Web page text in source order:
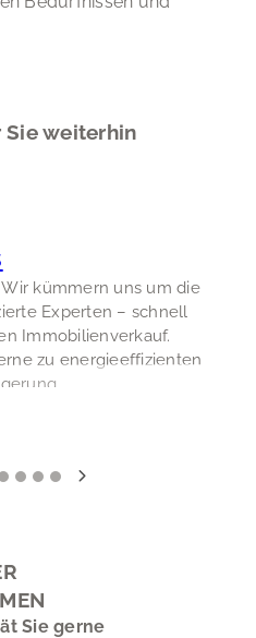
weiterhin
kümmern uns um die
Experten – schnell
Immobilienverkauf.
zu energieeffizienten
Sie gerne